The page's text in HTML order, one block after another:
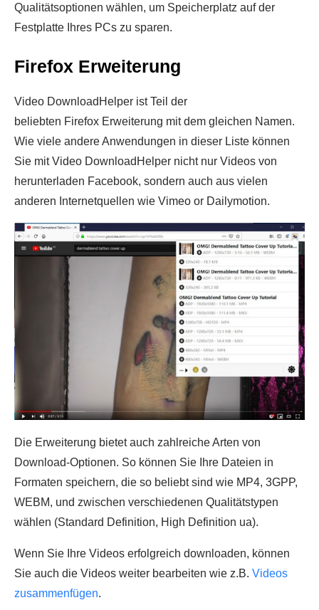
Qualitätsoptionen wählen, um Speicherplatz auf der
Festplatte Ihres PCs zu sparen.
Firefox Erweiterung
Video DownloadHelper ist Teil der
beliebten Firefox Erweiterung mit dem gleichen Namen.
Wie viele andere Anwendungen in dieser Liste können
Sie mit Video DownloadHelper nicht nur Videos von
herunterladen Facebook, sondern auch aus vielen
anderen Internetquellen wie Vimeo or Dailymotion.
Die Erweiterung bietet auch zahlreiche Arten von
Download-Optionen. So können Sie Ihre Dateien in
Formaten speichern, die so beliebt sind wie MP4, 3GPP,
WEBM, und zwischen verschiedenen Qualitätstypen
wählen (Standard Definition, High Definition ua).
Wenn Sie Ihre Videos erfolgreich downloaden, können
Sie auch die Videos weiter bearbeiten wie z.B. Videos
zusammenfügen.